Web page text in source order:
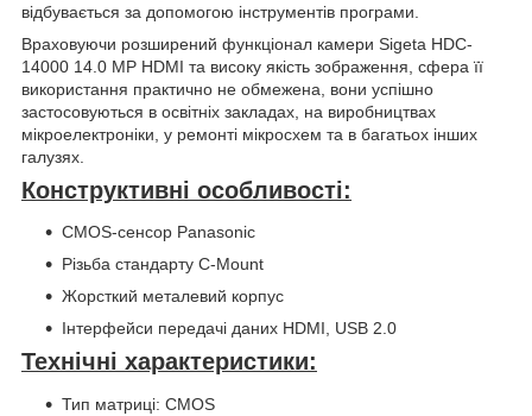
відбувається за допомогою інструментів програми.
Враховуючи розширений функціонал камери Sigeta HDC-
14000 14.0 MP HDMI та високу якість зображення, сфера її
використання практично не обмежена, вони успішно
застосовуються в освітніх закладах, на виробництвах
мікроелектроніки, у ремонті мікросхем та в багатьох інших
галузях.
Конструктивні особливості:
CMOS-сенсор Panasonic
Різьба стандарту C-Mount
Жорсткий металевий корпус
Інтерфейси передачі даних HDMI, USB 2.0
Технічні характеристики:
Тип матриці: CMOS